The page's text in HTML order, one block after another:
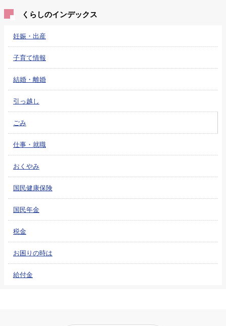
くらしのインデックス
妊娠・出産
子育て情報
結婚・離婚
引っ越し
ごみ
仕事・就職
おくやみ
国民健康保険
国民年金
税金
お困りの時は
給付金